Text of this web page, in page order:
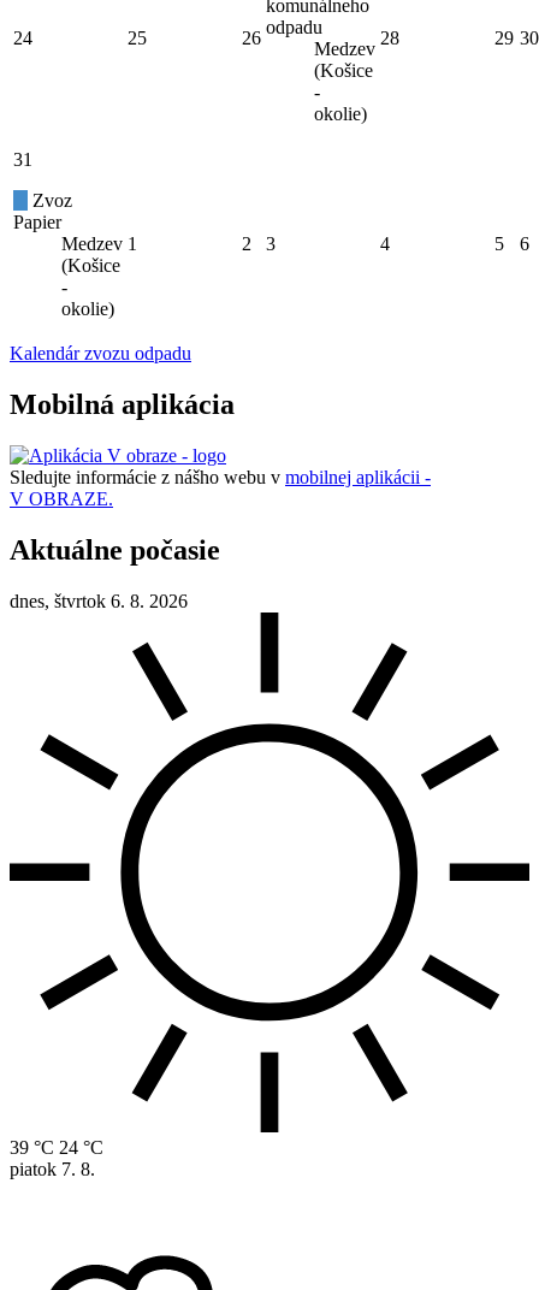
24 25 26
komunálneho
odpadu
Medzev
(Košice
-
okolie)
28 29 30
31
Zvoz
Papier
Medzev
(Košice
-
okolie)
1 2 3 4 5 6
Kalendár zvozu odpadu
Mobilná aplikácia
Sledujte informácie z nášho webu v mobilnej aplikácii -
V OBRAZE.
Aktuálne počasie
dnes, štvrtok 6. 8. 2026
39 °C 24 °C
piatok 7. 8.